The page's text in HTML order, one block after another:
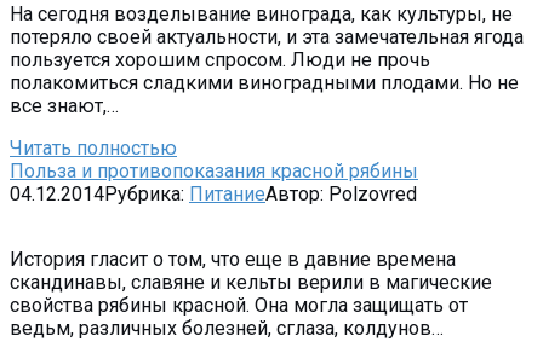
На сегодня возделывание винограда, как культуры, не
потеряло своей актуальности, и эта замечательная ягода
пользуется хорошим спросом. Люди не прочь
полакомиться сладкими виноградными плодами. Но не
все знают,…
Читать полностью
Польза и противопоказания красной рябины
04.12.2014Рубрика: ПитаниеАвтор: Polzovred
История гласит о том, что еще в давние времена
скандинавы, славяне и кельты верили в магические
свойства рябины красной. Она могла защищать от
ведьм, различных болезней, сглаза, колдунов…